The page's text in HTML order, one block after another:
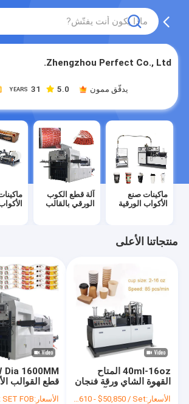
Zhengzhou Perfect Co., Ltd.
31
YEARS 5.0 يدقّق ممون
ماكينات صنع
الأكواب الورقية
آلة قطع الكوب
الورقي بالقالب
منتجاتنا الأعلى
قطع القوالب
الأسعار:PER SET FOB
40ml-16oz المتاح
القهوة الشاي ورقة فنجان
الأسعار:FOB $49,610 - $50,850 / Set